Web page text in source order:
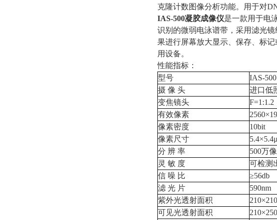
克隆计数图像分析功能。用于对
IAS-500凝胶成像仪是一款用于电
识别的微弱电泳谱带，采用滤光
果进行屏幕放大显示、保存、标
用设备。
性能指标：
型号
IAS-500
摄 像 头
进口低
变焦镜头
有效像素
像素密度
10bit
像素尺寸
分 辨 率
500万
灵 敏 度
可检测
信 噪 比
≥56db
滤 光 片
590nm
紫外光透射面积
可见光透射面积